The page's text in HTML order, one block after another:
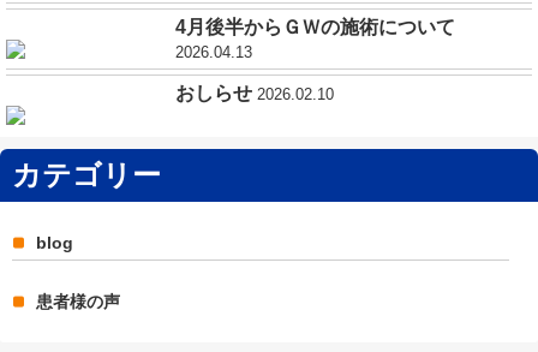
4月後半からＧＷの施術について
2026.04.13
おしらせ 2026.02.10
カテゴリー
blog
患者様の声